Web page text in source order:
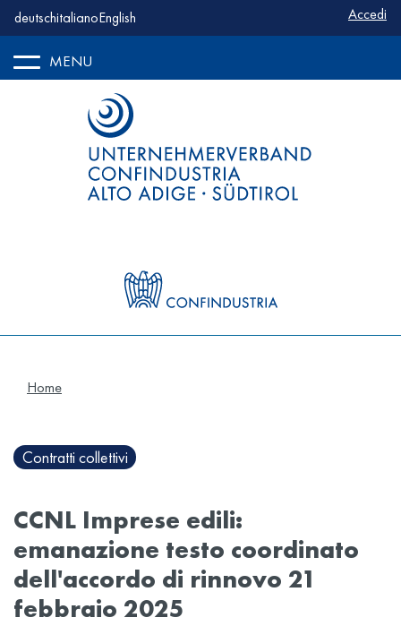
deutschitalianoEnglish Accedi
MENU
Home
Contratti collettivi
CCNL Imprese edili:
emanazione testo coordinato
dell'accordo di rinnovo 21
febbraio 2025